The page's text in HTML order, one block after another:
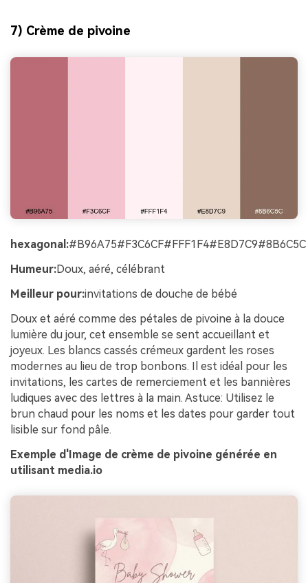
7) Crème de pivoine
hexagonal:#B96A75#F3C6CF#FFF1F4#E8D7C9#8B6C5C
Humeur:Doux, aéré, célébrant
Meilleur pour:invitations de douche de bébé
Doux et aéré comme des pétales de pivoine à la douce
lumière du jour, cet ensemble se sent accueillant et
joyeux. Les blancs cassés crémeux gardent les roses
modernes au lieu de trop bonbons. Il est idéal pour les
invitations, les cartes de remerciement et les bannières
ludiques avec des lettres à la main. Astuce: Utilisez le
brun chaud pour les noms et les dates pour garder tout
lisible sur fond pâle.
Exemple d'Image de crème de pivoine générée en
utilisant media.io